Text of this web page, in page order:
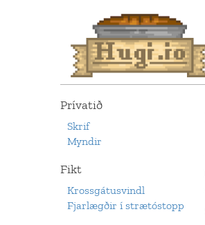
Prívatið
Skrif
Myndir
Fikt
Krossgátusvindl
Fjarlægðir í strætóstopp